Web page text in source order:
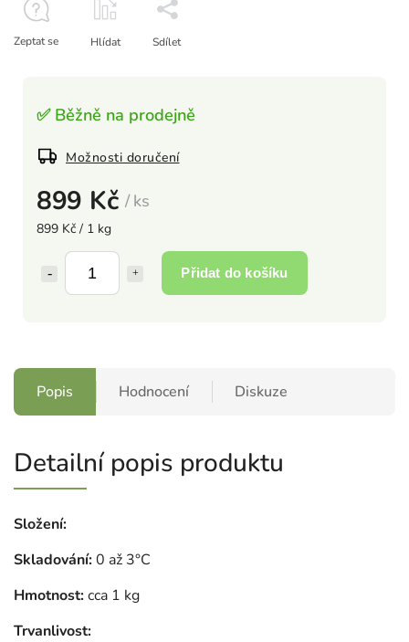
899 Kč / ks
899 Kč / 1 kg
Přidat do košíku
✅ Běžně na prodejně
Možnosti doručení
Zeptat se Hlídat Sdílet
Popis Hodnocení Diskuze
Detailní popis produktu
Složení:
Skladování:0 až 3°C
Hmotnost:cca 1 kg
Trvanlivost: